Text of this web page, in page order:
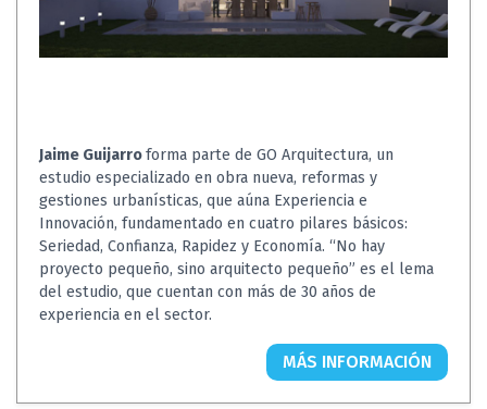
Jaime Guijarroforma parte de GO Arquitectura, un
estudio especializado en obra nueva, reformas y
gestiones urbanísticas, que aúna Experiencia e
Innovación, fundamentado en cuatro pilares básicos:
Seriedad, Confianza, Rapidez y Economía. “No hay
proyecto pequeño, sino arquitecto pequeño” es el lema
del estudio, que cuentan con más de 30 años de
experiencia en el sector.
MÁS INFORMACIÓN